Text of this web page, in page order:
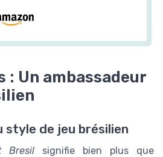
: Un ambassadeur
style de jeu brésilien
Bresil signifie bien plus que